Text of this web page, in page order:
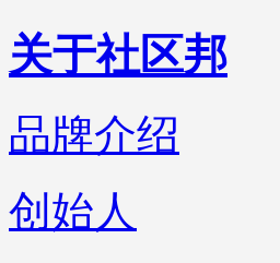
关于社区邦
品牌介绍
创始人